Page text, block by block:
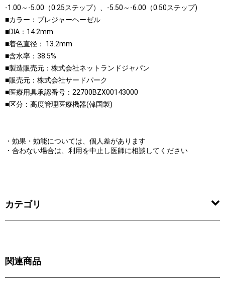
-1.00～-5.00（0.25ステップ）、-5.50～-6.00（0.50ステップ)
■カラー：プレジャーヘーゼル
■DIA：14.2mm
■着色直径： 13.2mm
■含水率：38.5%
■製造販売元：株式会社ネットランドジャパン
■販売元：株式会社サードパーク
■医療用具承認番号：22700BZX00143000
■区分：高度管理医療機器(韓国製)
・効果・効能については、個人差があります
・合わない場合は、利用を中止し医師に相談してください
カテゴリ
関連商品